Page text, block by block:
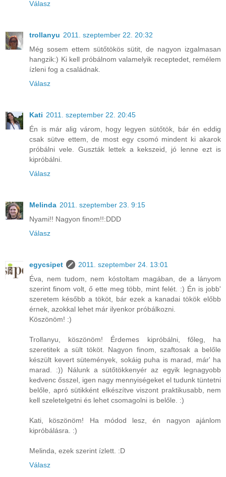
Válasz
trollanyu 2011. szeptember 22. 20:32
Még sosem ettem sütőtökös sütit, de nagyon izgalmasan
hangzik:) Ki kell próbálnom valamelyik receptedet, remélem
ízleni fog a családnak.
Válasz
Kati 2011. szeptember 22. 20:45
Én is már alig várom, hogy legyen sütőtök, bár én eddig
csak sütve ettem, de most egy csomó mindent ki akarok
próbálni vele. Guszták lettek a kekszeid, jó lenne ezt is
kipróbálni.
Válasz
Melinda 2011. szeptember 23. 9:15
Nyami!! Nagyon finom!!:DDD
Válasz
egycsipet
2011. szeptember 24. 13:01
Éva, nem tudom, nem kóstoltam magában, de a lányom
szerint finom volt, ő ette meg több, mint felét. :) Én is jobb'
szeretem később a tököt, bár ezek a kanadai tökök előbb
érnek, azokkal lehet már ilyenkor próbálkozni.
Köszönöm! :)
Trollanyu, köszönöm! Érdemes kipróbálni, főleg, ha
szeretitek a sült tököt. Nagyon finom, szaftosak a belőle
készült kevert sütemények, sokáig puha is marad, már' ha
marad. :)) Nálunk a sütőtökkenyér az egyik legnagyobb
kedvenc ősszel, igen nagy mennyiségeket el tudunk tüntetni
belőle, apró sütikként elkészítve viszont praktikusabb, nem
kell szeletelgetni és lehet csomagolni is belőle. :)
Kati, köszönöm! Ha módod lesz, én nagyon ajánlom
kipróbálásra. :)
Melinda, ezek szerint ízlett. :D
Válasz